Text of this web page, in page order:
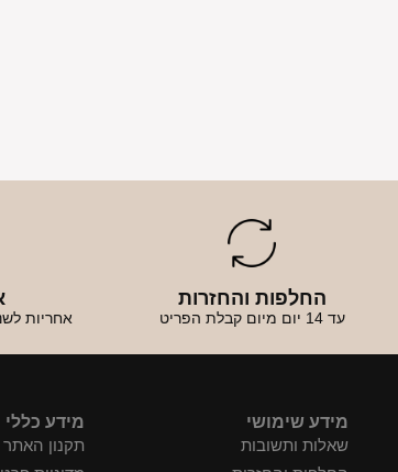
החלפות והחזרות
עד 14 יום מיום קבלת הפריט אחריות
מידע שימושי
שאלות ותשובות
מידע כללי
תקנון האתר